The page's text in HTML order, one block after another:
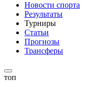
Новости спорта
Результаты
Турниры
Статьи
Прогнозы
Трансферы
топ